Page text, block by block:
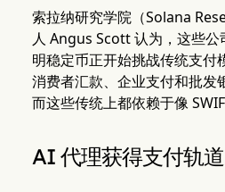
索拉纳研究学院（Solana
人 Angus Scott 认为，这些
明稳定币正开始挑战传统支付
消费者汇款、企业支付和批发
而这些传统上都依赖于像
AI 代理获得支付轨道